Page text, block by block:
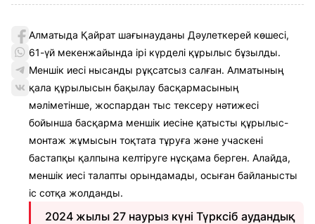
Алматыда Қайрат шағынауданы Дәулеткерей көшесі,
61-үй мекенжайында ірі күрделі құрылыс бұзылды.
Меншік иесі нысанды рұқсатсыз салған. Алматының
қала құрылысын бақылау басқармасының
мәліметінше, жоспардан тыс тексеру нәтижесі
бойынша басқарма меншік иесіне қатысты құрылыс-
монтаж жұмысын тоқтата тұруға және учаскені
бастапқы қалпына келтіруге нұсқама берген. Алайда,
меншік иесі талапты орындамады, осыған байланысты
іс сотқа жолданды.
2024 жылы 27 наурыз күні Түрксіб аудандық